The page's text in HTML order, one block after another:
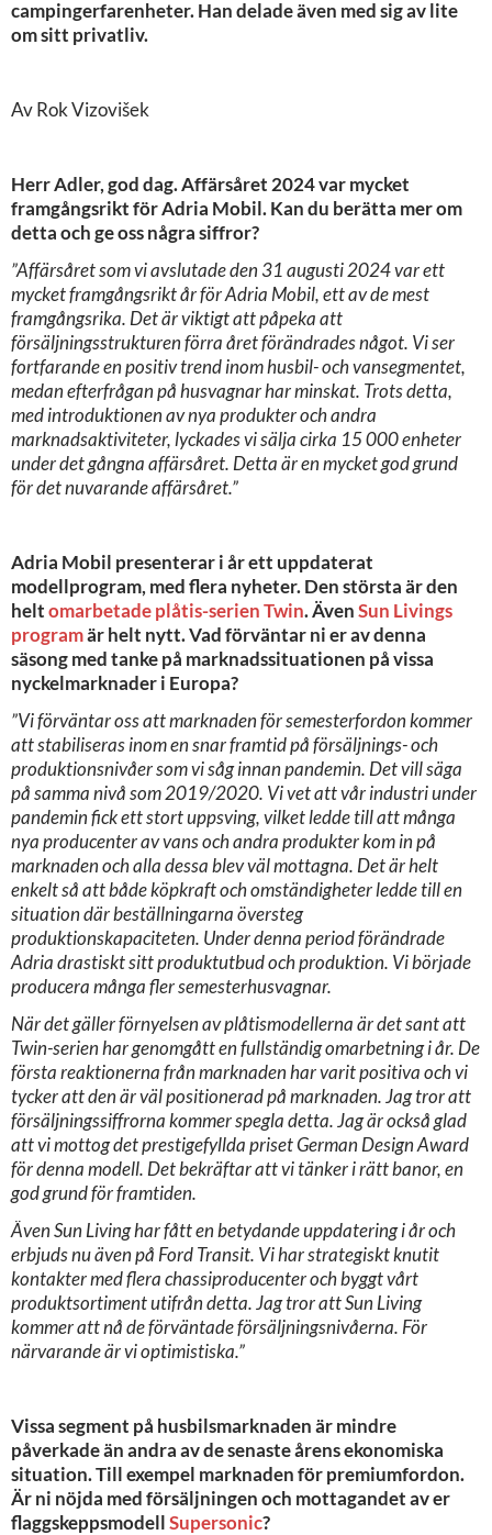
campingerfarenheter. Han delade även med sig av lite
om sitt privatliv.
Av Rok Vizovišek
Herr Adler, god dag. Affärsåret 2024 var mycket
framgångsrikt för Adria Mobil. Kan du berätta mer om
detta och ge oss några siffror?
”Affärsåret som vi avslutade den 31 augusti 2024 var ett
mycket framgångsrikt år för Adria Mobil, ett av de mest
framgångsrika. Det är viktigt att påpeka att
försäljningsstrukturen förra året förändrades något. Vi ser
fortfarande en positiv trend inom husbil- och vansegmentet,
medan efterfrågan på husvagnar har minskat. Trots detta,
med introduktionen av nya produkter och andra
marknadsaktiviteter, lyckades vi sälja cirka 15 000 enheter
under det gångna affärsåret. Detta är en mycket god grund
för det nuvarande affärsåret.”
Adria Mobil presenterar i år ett uppdaterat
modellprogram, med flera nyheter. Den största är den
heltomarbetade plåtis-serien Twin. ÄvenSun Livings
programär helt nytt. Vad förväntar ni er av denna
säsong med tanke på marknadssituationen på vissa
nyckelmarknader i Europa?
”Vi förväntar oss att marknaden för semesterfordon kommer
att stabiliseras inom en snar framtid på försäljnings- och
produktionsnivåer som vi såg innan pandemin. Det vill säga
på samma nivå som 2019/2020. Vi vet att vår industri under
pandemin fick ett stort uppsving, vilket ledde till att många
nya producenter av vans och andra produkter kom in på
marknaden och alla dessa blev väl mottagna. Det är helt
enkelt så att både köpkraft och omständigheter ledde till en
situation där beställningarna översteg
produktionskapaciteten. Under denna period förändrade
Adria drastiskt sitt produktutbud och produktion. Vi började
producera många fler semesterhusvagnar.
När det gäller förnyelsen av plåtismodellerna är det sant att
Twin-serien har genomgått en fullständig omarbetning i år. De
första reaktionerna från marknaden har varit positiva och vi
tycker att den är väl positionerad på marknaden. Jag tror att
försäljningssiffrorna kommer spegla detta. Jag är också glad
att vi mottog det prestigefyllda priset German Design Award
för denna modell. Det bekräftar att vi tänker i rätt banor, en
god grund för framtiden.
Även Sun Living har fått en betydande uppdatering i år och
erbjuds nu även på Ford Transit. Vi har strategiskt knutit
kontakter med flera chassiproducenter och byggt vårt
produktsortiment utifrån detta. Jag tror att Sun Living
kommer att nå de förväntade försäljningsnivåerna. För
närvarande är vi optimistiska.”
Vissa segment på husbilsmarknaden är mindre
påverkade än andra av de senaste årens ekonomiska
situation. Till exempel marknaden för premiumfordon.
Är ni nöjda med försäljningen och mottagandet av er
flaggskeppsmodellSupersonic?